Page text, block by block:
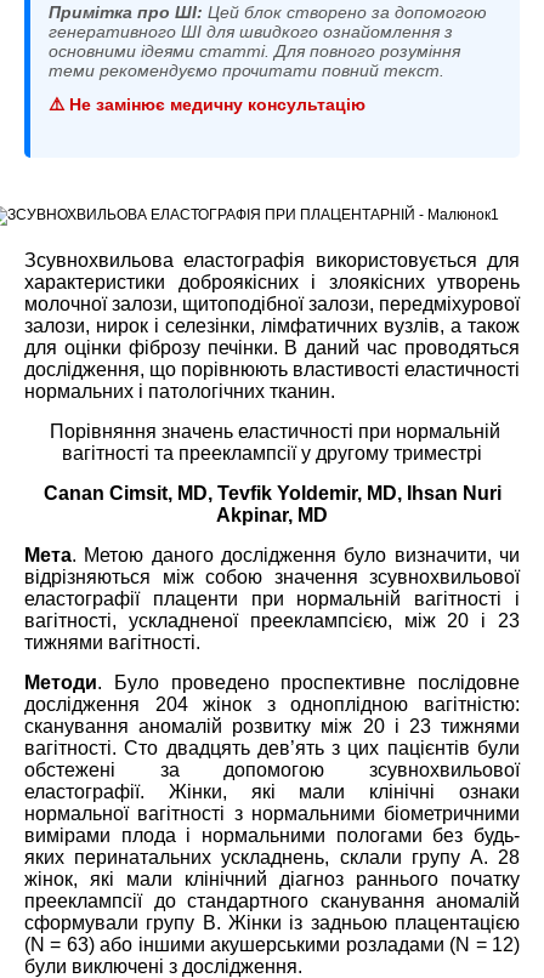
Примітка про ШІ: Цей блок створено за допомогою
генеративного ШІ для швидкого ознайомлення з
основними ідеями статті. Для повного розуміння
теми рекомендуємо прочитати повний текст.
⚠️ Не замінює медичну консультацію
Зсувнохвильова еластографія використовується для
характеристики доброякісних і злоякісних утворень
молочної залози, щитоподібної залози, передміхурової
залози, нирок і селезінки, лімфатичних вузлів, а також
для оцінки фіброзу печінки. В даний час проводяться
дослідження, що порівнюють властивості еластичності
нормальних і патологічних тканин.
Порівняння значень еластичності при нормальній
вагітності та прееклампсії у другому триместрі
Canan Cimsit, MD, Tevfik Yoldemir, MD, Ihsan Nuri
Akpinar, MD
Мета. Метою даного дослідження було визначити, чи
відрізняються між собою значення зсувнохвильової
еластографії плаценти при нормальній вагітності і
вагітності, ускладненої прееклампсією, між 20 і 23
тижнями вагітності.
Методи. Було проведено проспективне послідовне
дослідження 204 жінок з одноплідною вагітністю:
сканування аномалій розвитку між 20 і 23 тижнями
вагітності. Сто двадцять дев’ять з цих пацієнтів були
обстежені за допомогою зсувнохвильової
еластографії. Жінки, які мали клінічні ознаки
нормальної вагітності з нормальними біометричними
вимірами плода і нормальними пологами без будь-
яких перинатальних ускладнень, склали групу А. 28
жінок, які мали клінічний діагноз раннього початку
прееклампсії до стандартного сканування аномалій
сформували групу В. Жінки із задньою плацентацією
(N = 63) або іншими акушерськими розладами (N = 12)
були виключені з дослідження.